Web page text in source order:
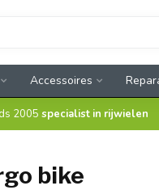
Accessoires
2005 specialist in rijwielen
bike